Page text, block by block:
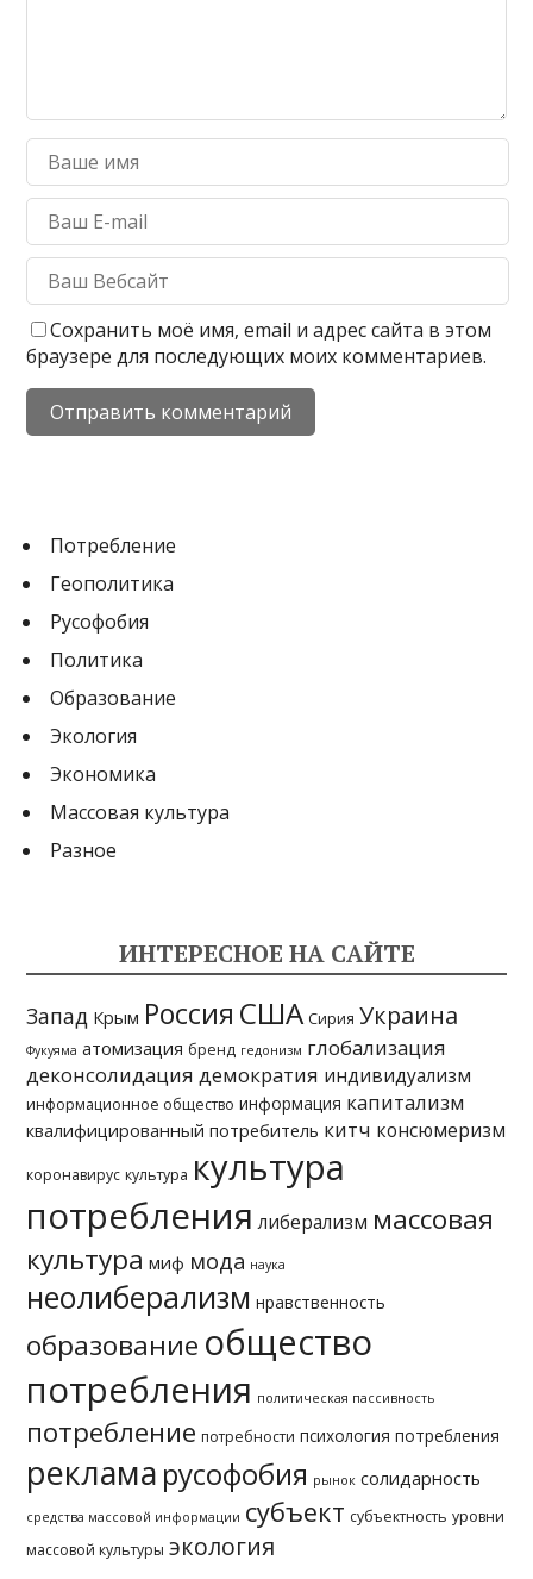
Сохранить моё имя, email и адрес сайта в этом
браузере для последующих моих комментариев.
Потребление
Геополитика
Русофобия
Политика
Образование
Экология
Экономика
Массовая культура
Разное
ИНТЕРЕСНОЕ НА САЙТЕ
Запад Крым Россия США Сирия Украина
Фукуяма атомизация бренд гедонизм глобализация
деконсолидация демократия индивидуализм
информационное общество информация капитализм
квалифицированный потребитель китч консюмеризм
коронавирус культура культура
потребления либерализм массовая
культура миф мода наука
неолиберализм нравственность
образование общество
потребления политическая пассивность
потребление потребности психология потребления
реклама русофобия рынок солидарность
средства массовой информации субъект субъектность уровни
массовой культуры экология